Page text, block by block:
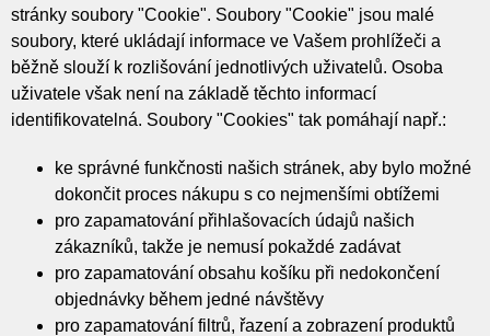
stránky soubory "Cookie". Soubory "Cookie" jsou malé
soubory, které ukládají informace ve Vašem prohlížeči a
běžně slouží k rozlišování jednotlivých uživatelů. Osoba
uživatele však není na základě těchto informací
identifikovatelná. Soubory "Cookies" tak pomáhají např.:
ke správné funkčnosti našich stránek, aby bylo možné
dokončit proces nákupu s co nejmenšími obtížemi
pro zapamatování přihlašovacích údajů našich
zákazníků, takže je nemusí pokaždé zadávat
pro zapamatování obsahu košíku při nedokončení
objednávky během jedné návštěvy
pro zapamatování filtrů, řazení a zobrazení produktů